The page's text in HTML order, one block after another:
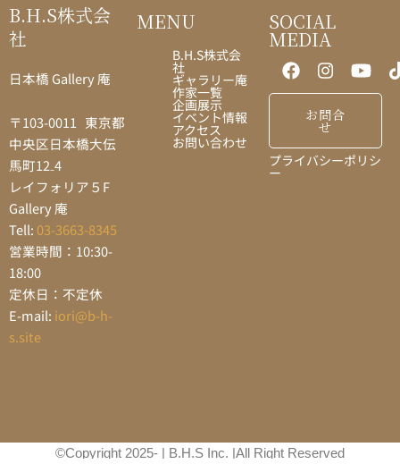
B.H.S株式会
社
日本橋 Gallery 庵
〒103-0011 東京都
中央区日本橋大伝
馬町12₋4
レイフォリア５F
Gallery 庵
Tell: 03-3663-8345
営業時間：10:30-
18:00
定休日：不定休
E-mail: iori@b-h-
s.site
MENU
B.H.S株式会
社
ギャラリー庵
作家一覧
企画展示
イベント情報
アクセス
お問い合わせ
SOCIAL
MEDIA
お問合
せ
プライバシーポリシ
ー
©Copyright 2025- | B.H.S Inc. |All Right Reserved